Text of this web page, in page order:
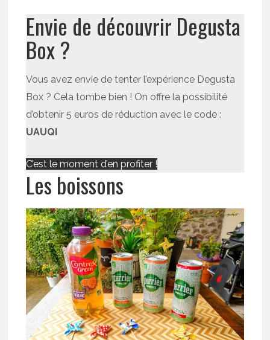
Envie de découvrir Degusta
Box ?
Vous avez envie de tenter l’expérience Degusta
Box ? Cela tombe bien ! On offre la possibilité
d’obtenir 5 euros de réduction avec le code :
UAUQI
C’est le moment d’en profiter !
Les boissons